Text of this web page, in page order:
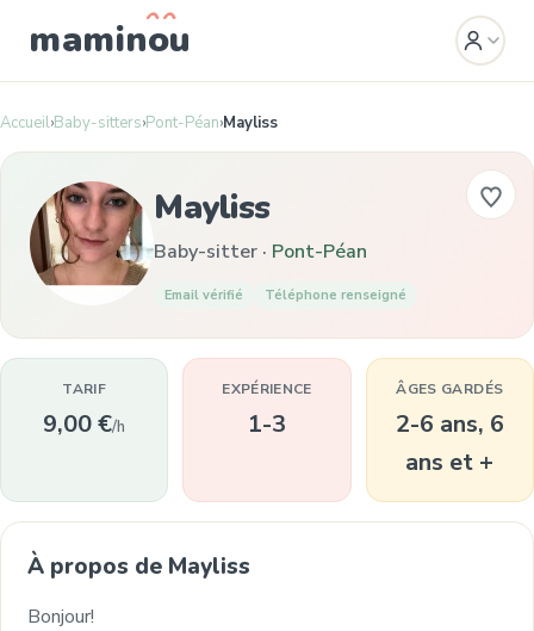
maminou
Accueil›Baby-sitters›Pont-Péan›Mayliss
Mayliss
Baby-sitter · Pont-Péan
Email vérifié Téléphone renseigné
TARIF
9,00 €/h
EXPÉRIENCE
1-3
ÂGES GARDÉS
2-6 ans, 6
ans et +
À propos de Mayliss
Bonjour!